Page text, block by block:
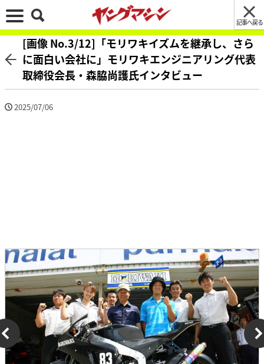
記事へ戻る
[画像 No.3/12]「モリワキイズムを継承し、さら
に面白い会社に」モリワキエンジニアリング代表
取締役会長・森脇尚護氏インタビュー
2025/07/06